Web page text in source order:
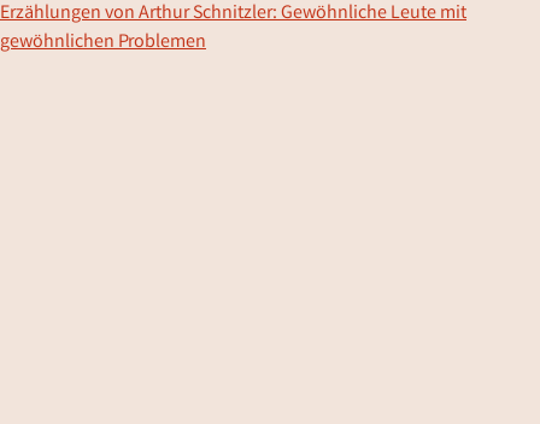
Erzählungen von Arthur Schnitzler: Gewöhnliche Leute mit
gewöhnlichen Problemen